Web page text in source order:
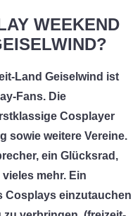
WEEKEND
Land Geiselwind ist
Fans. Die
Cosplayer
sowie weitere Vereine.
ein Glücksrad,
mehr. Ein
Cosplays einzutauchen